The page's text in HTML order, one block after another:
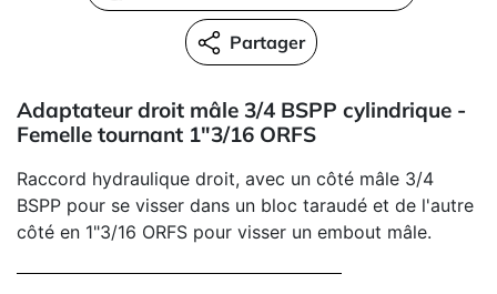
Partager
Adaptateur droit mâle 3/4 BSPP cylindrique -
Femelle tournant 1"3/16 ORFS
Raccord hydraulique droit, avec un côté mâle 3/4
BSPP pour se visser dans un bloc taraudé et de l'autre
côté en 1"3/16 ORFS pour visser un embout mâle.